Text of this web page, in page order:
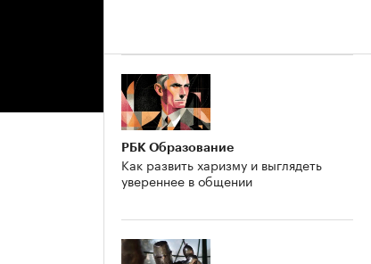
РБК Образование
Как развить харизму и выглядеть
увереннее в общении